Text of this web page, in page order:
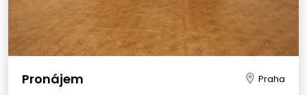
Pronájem Praha